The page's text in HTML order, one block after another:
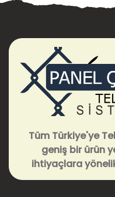
Tüm Türkiye'ye
geniş bir ürün
ihtiyaçlara